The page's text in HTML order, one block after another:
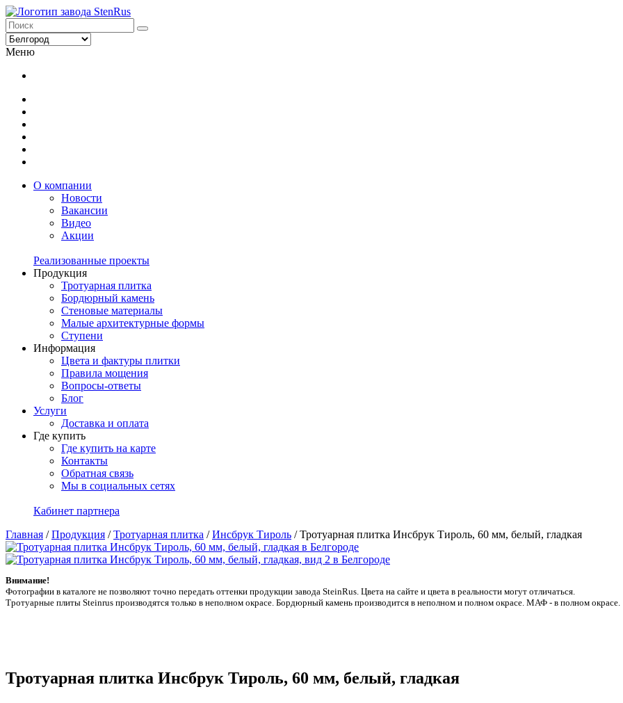
Меню
О компании
Новости
Вакансии
Видео
Акции
Реализованные проекты
Продукция
Тротуарная плитка
Бордюрный камень
Стеновые материалы
Малые архитектурные формы
Ступени
Информация
Цвета и фактуры плитки
Правила мощения
Вопросы-ответы
Блог
Услуги
Доставка и оплата
Где купить
Где купить на карте
Контакты
Обратная связь
Мы в социальных сетях
Кабинет партнера
Главная /Продукция /Тротуарная плитка /Инсбрук Тироль /Тротуарная плитка Инсбрук Тироль, 60 мм, белый, гладкая
Внимание!
Фотографии в каталоге не позволяют точно передать оттенки продукции заводa SteinRus. Цвета на сайте и цвета в реальности могут отличаться.
Тротуарные плиты Steinrus производятся только в неполном окрасе. Бордюрный камень производится в неполном и полном окрасе. МАФ - в полном окрасе.
Тротуарная плитка Инсбрук Тироль, 60 мм, белый, гладкая